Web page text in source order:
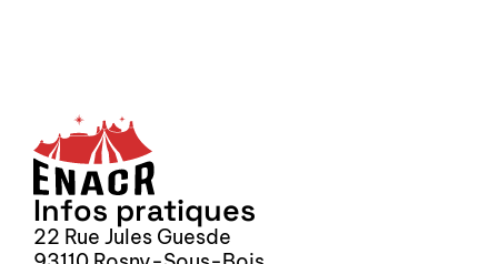
Infos pratiques
22 Rue Jules Guesde